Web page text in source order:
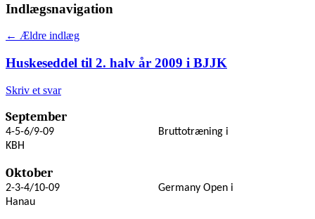
Indlægsnavigation
← Ældre indlæg
Huskeseddel til 2. halv år 2009 i BJJK
Skriv et svar
September
4-5-6/9-09
Bruttotræning i
KBH
Oktober
2-3-4/10-09
Germany Open i
Hanau